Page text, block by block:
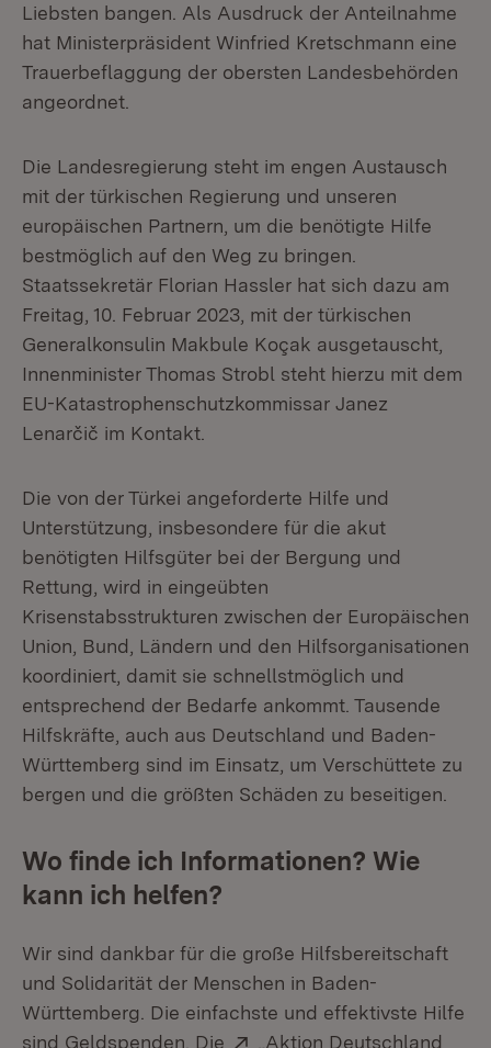
Liebsten bangen. Als Ausdruck der Anteilnahme
hat Ministerpräsident Winfried Kretschmann eine
Trauerbeflaggung der obersten Landesbehörden
angeordnet.
Die Landesregierung steht im engen Austausch
mit der türkischen Regierung und unseren
europäischen Partnern, um die benötigte Hilfe
bestmöglich auf den Weg zu bringen.
Staatssekretär Florian Hassler hat sich dazu am
Freitag, 10. Februar 2023, mit der türkischen
Generalkonsulin Makbule Koçak ausgetauscht,
Innenminister Thomas Strobl steht hierzu mit dem
EU-Katastrophenschutzkommissar Janez
Lenarčič im Kontakt.
Die von der Türkei angeforderte Hilfe und
Unterstützung, insbesondere für die akut
benötigten Hilfsgüter bei der Bergung und
Rettung, wird in eingeübten
Krisenstabsstrukturen zwischen der Europäischen
Union, Bund, Ländern und den Hilfsorganisationen
koordiniert, damit sie schnellstmöglich und
entsprechend der Bedarfe ankommt. Tausende
Hilfskräfte, auch aus Deutschland und Baden-
Württemberg sind im Einsatz, um Verschüttete zu
bergen und die größten Schäden zu beseitigen.
Wo finde ich Informationen? Wie
kann ich helfen?
Wir sind dankbar für die große Hilfsbereitschaft
und Solidarität der Menschen in Baden-
Württemberg. Die einfachste und effektivste Hilfe
sind Geldspenden. Die
Extern:
„Aktion Deutschland